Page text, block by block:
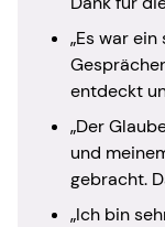
„Es war
entdeckt
„Der
und
gebracht.
„Ich bin